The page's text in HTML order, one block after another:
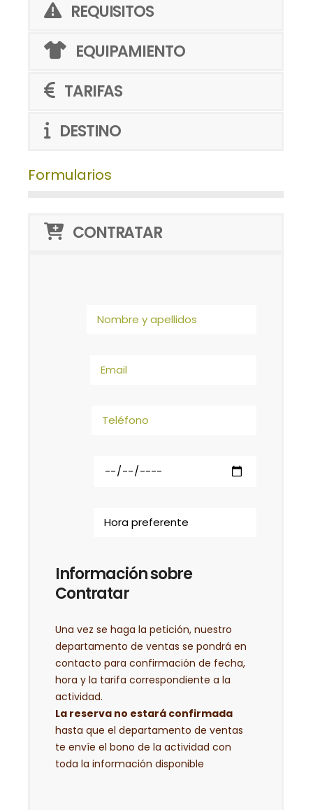
REQUISITOS
EQUIPAMIENTO
TARIFAS
DESTINO
Formularios
CONTRATAR
Información sobre
Contratar
Una vez se haga la petición, nuestro
departamento de ventas se pondrá en
contacto para confirmación de fecha,
hora y la tarifa correspondiente a la
actividad.
La reserva no estará confirmada
hasta que el departamento de ventas
te envíe el bono de la actividad con
toda la información disponible